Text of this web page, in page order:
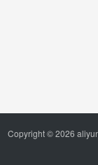
Copyright © 2026